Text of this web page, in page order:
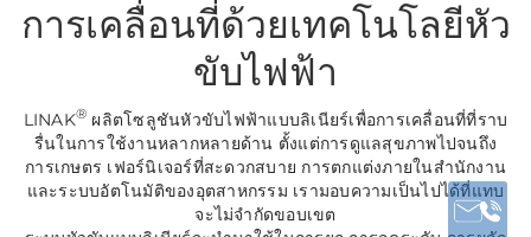
การเคลื่อนที่ด้วยเทคโนโลยีหัว
ขับไฟฟ้า
LINAK® ผลิตโซลูชันหัวขับไฟฟ้าแบบลิเนียร์เพื่อการเคลื่อนที่ที่ราบ
รื่นในการใช้งานหลากหลายด้าน ตั้งแต่การดูแลสุขภาพไปจนถึง
การเกษตร เฟอร์นิเจอร์ที่สะดวกสบาย การตกแต่งภายในสำนักงาน
และระบบอัตโนมัติของอุตสาหกรรม เรามอบความเป็นไปได้ที่แทบ
จะไม่จำกัดขอบเขต